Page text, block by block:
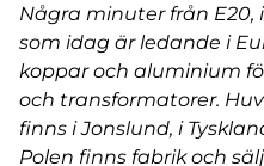
Några minuter från E20,
som idag är ledande i
koppar och aluminium
och transformatorer.
finns i Jonslund, i
Polen finns fabrik och